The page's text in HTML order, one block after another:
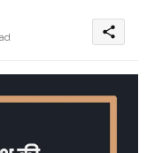
share